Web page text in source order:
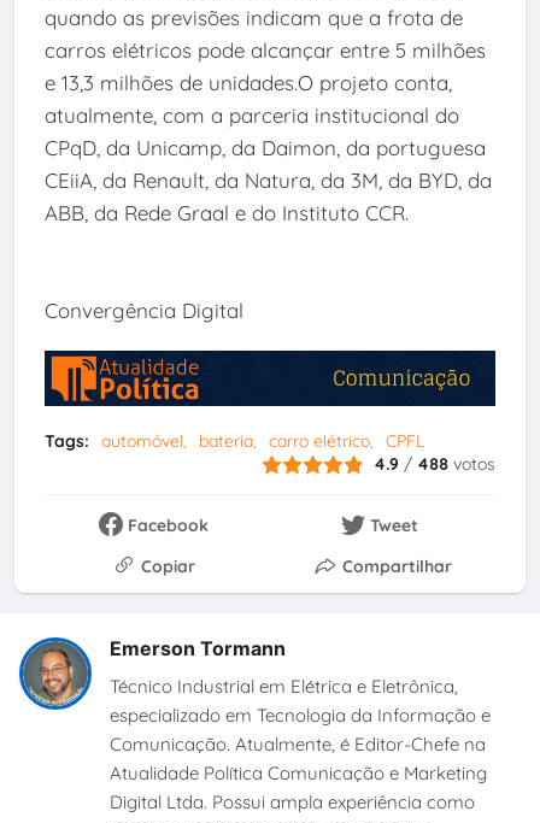
quando as previsões indicam que a frota de
carros elétricos pode alcançar entre 5 milhões
e 13,3 milhões de unidades.O projeto conta,
atualmente, com a parceria institucional do
CPqD, da Unicamp, da Daimon, da portuguesa
CEiiA, da Renault, da Natura, da 3M, da BYD, da
ABB, da Rede Graal e do Instituto CCR.
Convergência Digital
Tags: automóvel bateria carro elétrico
CPFL
4.9 / 488 votos
Facebook
Tweet
Copiar
Compartilhar
Emerson Tormann
Técnico Industrial em Elétrica e Eletrônica,
especializado em Tecnologia da Informação e
Comunicação. Atualmente, é Editor-Chefe na
Atualidade Política Comunicação e Marketing
Digital Ltda. Possui ampla experiência como